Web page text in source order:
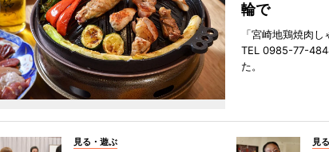
輪で
「宮崎地鶏焼肉し
TEL 0985-77-
た。
見る・遊ぶ 見